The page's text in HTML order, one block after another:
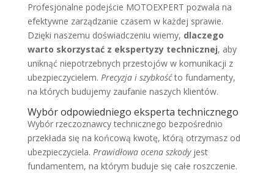
Profesjonalne podejście MOTOEXPERT pozwala na
efektywne zarządzanie czasem w każdej sprawie.
Dzięki naszemu doświadczeniu wiemy, dlaczego
warto skorzystać z ekspertyzy technicznej, aby
uniknąć niepotrzebnych przestojów w komunikacji z
ubezpieczycielem. Precyzja i szybkośćto fundamenty,
na których budujemy zaufanie naszych klientów.
Wybór odpowiedniego eksperta technicznego
Wybór rzeczoznawcy technicznego bezpośrednio
przekłada się na końcową kwotę, którą otrzymasz od
ubezpieczyciela. Prawidłowa ocena szkodyjest
fundamentem, na którym buduje się całe roszczenie.